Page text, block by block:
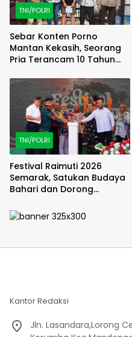
TNI/POLRI
Sebar Konten Porno
Mantan Kekasih, Seorang
Pria Terancam 10 Tahun
TNI/POLRI
Festival Raimuti 2026
Semarak, Satukan Budaya
Bahari dan Dorong
Kantor Redaksi
Jln. Lasandara,Lorong